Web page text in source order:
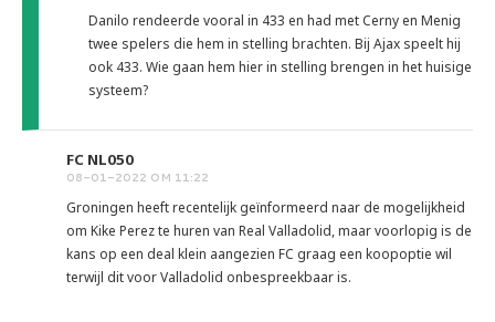
Danilo rendeerde vooral in 433 en had met Cerny en Menig
twee spelers die hem in stelling brachten. Bij Ajax speelt hij
ook 433. Wie gaan hem hier in stelling brengen in het huisige
systeem?
FC NL050
08-01-2022 OM 11:22
Groningen heeft recentelijk geïnformeerd naar de mogelijkheid
om Kike Perez te huren van Real Valladolid, maar voorlopig is de
kans op een deal klein aangezien FC graag een koopoptie wil
terwijl dit voor Valladolid onbespreekbaar is.